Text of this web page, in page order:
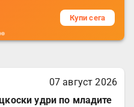
Купи сега
07 август 2026
удри по младите